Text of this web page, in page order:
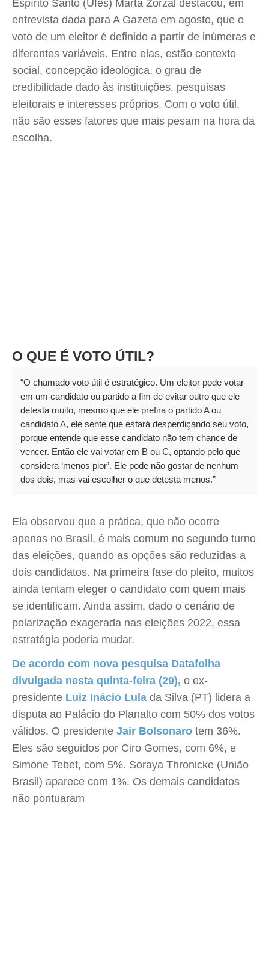
Espírito Santo (Ufes) Marta Zorzal destacou, em
entrevista dada para A Gazeta em agosto, que o
voto de um eleitor é definido a partir de inúmeras e
diferentes variáveis. Entre elas, estão contexto
social, concepção ideológica, o grau de
credibilidade dado às instituições, pesquisas
eleitorais e interesses próprios. Com o voto útil,
não são esses fatores que mais pesam na hora da
escolha.
O QUE É VOTO ÚTIL?
“O chamado voto útil é estratégico. Um eleitor pode votar
em um candidato ou partido a fim de evitar outro que ele
detesta muito, mesmo que ele prefira o partido A ou
candidato A, ele sente que estará desperdiçando seu voto,
porque entende que esse candidato não tem chance de
vencer. Então ele vai votar em B ou C, optando pelo que
considera ‘menos pior’. Ele pode não gostar de nenhum
dos dois, mas vai escolher o que detesta menos.”
Ela observou que a prática, que não ocorre
apenas no Brasil, é mais comum no segundo turno
das eleições, quando as opções são reduzidas a
dois candidatos. Na primeira fase do pleito, muitos
ainda tentam eleger o candidato com quem mais
se identificam. Ainda assim, dado o cenário de
polarização exagerada nas eleições 2022, essa
estratégia poderia mudar.
De acordo com nova pesquisa Datafolha
divulgada nesta quinta-feira (29), o ex-
presidente Luiz Inácio Lula da Silva (PT) lidera a
disputa ao Palácio do Planalto com 50% dos votos
válidos. O presidente Jair Bolsonaro tem 36%.
Eles são seguidos por Ciro Gomes, com 6%, e
Simone Tebet, com 5%. Soraya Thronicke (União
Brasil) aparece com 1%. Os demais candidatos
não pontuaram